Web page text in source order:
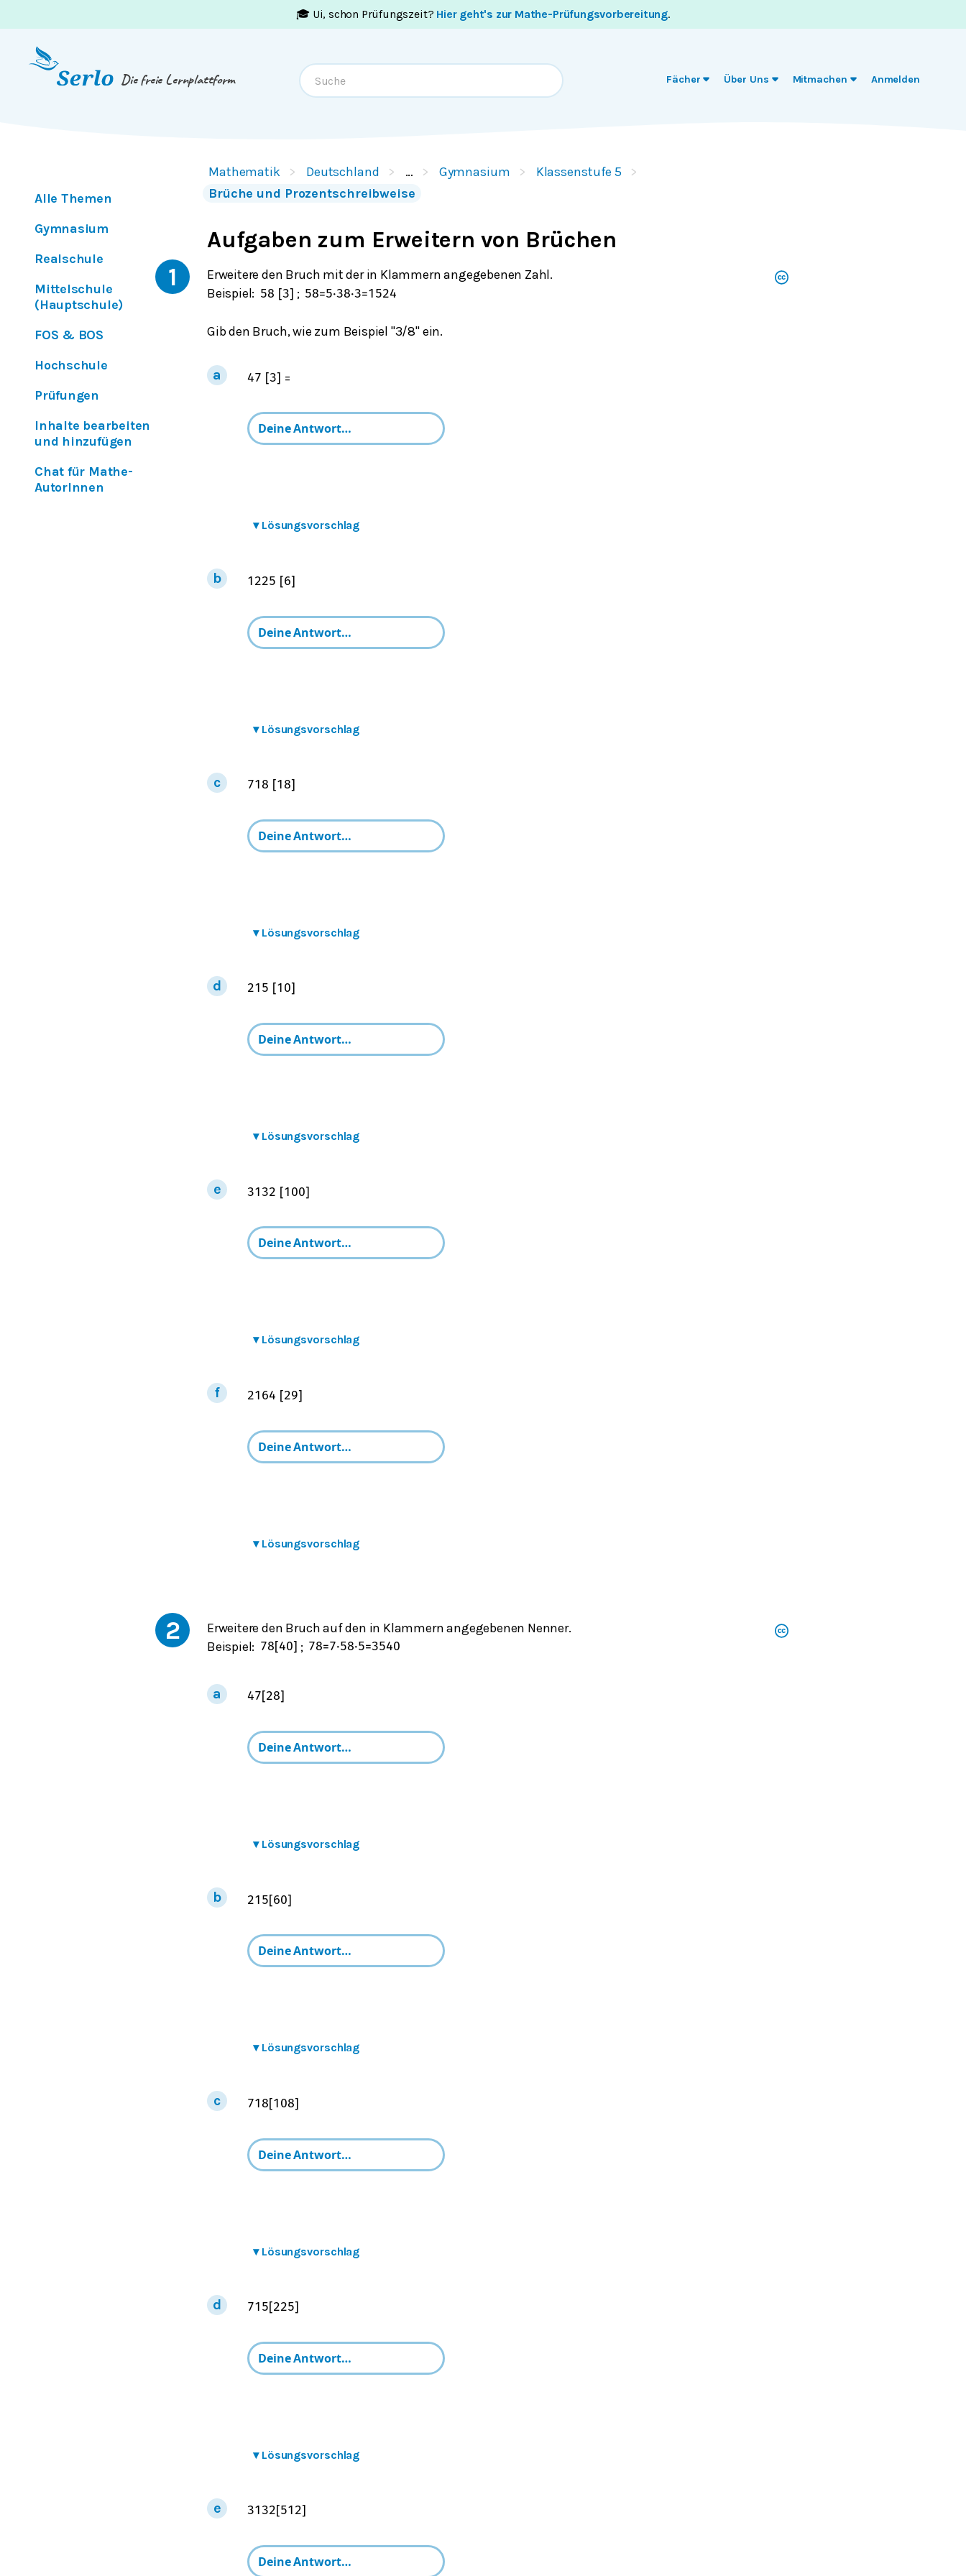
🎓 Ui, schon Prüfungszeit? Hier geht's zur Mathe-Prüfungsvorbereitung.
Die freie Lernplattform Fächer Über Uns Mitmachen Anmelden
Alle Themen
Gymnasium
Realschule
Mittelschule
(Hauptschule)
FOS & BOS
Hochschule
Prüfungen
Inhalte bearbeiten
und hinzufügen
Chat für Mathe-
AutorInnen
Mathematik Deutschland … Gymnasium
Klassenstufe 5
Brüche und Prozentschreibweise
Aufgaben zum Erweitern von Brüchen
1
Erweitere den Bruch mit der in Klammern angegebenen Zahl.
Beispiel: 58 [3] ; 58=5⋅38⋅3=1524
Gib den Bruch, wie zum Beispiel "3/8" ein.
47 [3] =
▾ Lösungsvorschlag
1225 [6]
▾ Lösungsvorschlag
718 [18]
▾ Lösungsvorschlag
215 10
▾ Lösungsvorschlag
31 32 [100]
▾ Lösungsvorschlag
21 64 [29]
▾ Lösungsvorschlag
2
Erweitere den Bruch auf den in Klammern angegebenen Nenner.
Beispiel: 78[40] ; 78=7⋅58⋅5=3540
47 28
▾ Lösungsvorschlag
215[60]
▾ Lösungsvorschlag
718[108]
▾ Lösungsvorschlag
715[225]
▾ Lösungsvorschlag
31 32 512